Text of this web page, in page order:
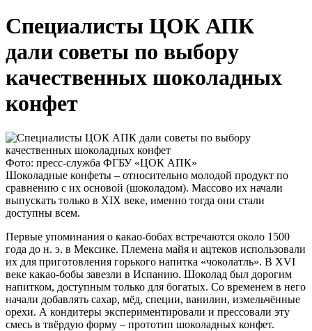
Специалисты ЦОК АПК
дали советы по выбору
качественных шоколадных
конфет
Фото: пресс-служба ФГБУ «ЦОК АПК»
Шоколадные конфеты – относительно молодой продукт по
сравнению с их основой (шоколадом). Массово их начали
выпускать только в XIX веке, именно тогда они стали
доступны всем.
Первые упоминания о какао-бобах встречаются около 1500
года до н. э. в Мексике. Племена майя и ацтеков использовали
их для приготовления горького напитка «чоколатль». В XVI
веке какао-бобы завезли в Испанию. Шоколад был дорогим
напитком, доступным только для богатых. Со временем в него
начали добавлять сахар, мёд, специи, ванилин, измельчённые
орехи. А кондитеры экспериментировали и прессовали эту
смесь в твёрдую форму – прототип шоколадных конфет.